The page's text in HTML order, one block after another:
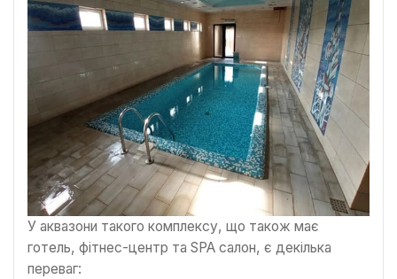
У аквазони такого комплексу, що також має
готель, фітнес-центр та SPA салон, є декілька
переваг: